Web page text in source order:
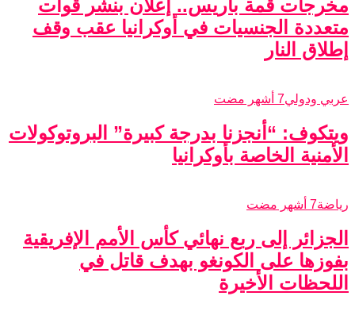
مخرجات قمة باريس.. إعلان بنشر قوات
متعددة الجنسيات في أوكرانيا عقب وقف
إطلاق النار
عربي ودولي7 أشهر مضت
ويتكوف: “أنجزنا بدرجة كبيرة” البروتوكولات
الأمنية الخاصة بأوكرانيا
رياضة7 أشهر مضت
الجزائر إلى ربع نهائي كأس الأمم الإفريقية
بفوزها على الكونغو بهدف قاتل في
اللحظات الأخيرة